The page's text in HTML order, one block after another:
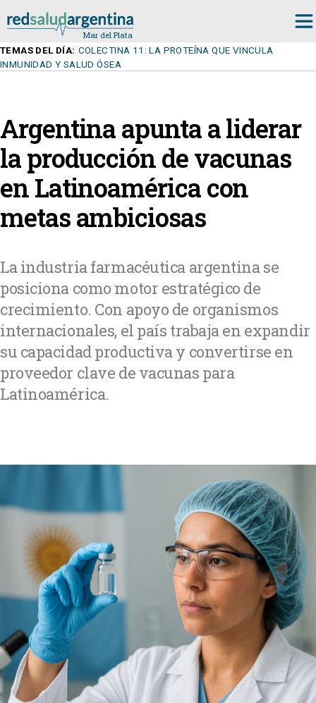
TEMAS DEL DÍA: COLECTINA 11: LA PROTEÍNA QUE VINCULA
INMUNIDAD Y SALUD ÓSEA
Argentina apunta a liderar
la producción de vacunas
en Latinoamérica con
metas ambiciosas
La industria farmacéutica argentina se
posiciona como motor estratégico de
crecimiento. Con apoyo de organismos
internacionales, el país trabaja en expandir
su capacidad productiva y convertirse en
proveedor clave de vacunas para
Latinoamérica.